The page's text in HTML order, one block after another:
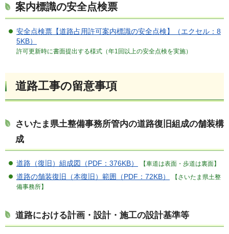
案内標識の安全点検票
安全点検票【道路占用許可案内標識の安全点検】（エクセル：8
5KB）
許可更新時に書面提出する様式（年1回以上の安全点検を実施）
道路工事の留意事項
さいたま県土整備事務所管内の道路復旧組成の舗装構
成
道路（復旧）組成図（PDF：376KB） 【車道は表面・歩道は裏面】
道路の舗装復旧（本復旧）範囲（PDF：72KB）
【さいたま県土整
備事務所】
道路における計画・設計・施工の設計基準等